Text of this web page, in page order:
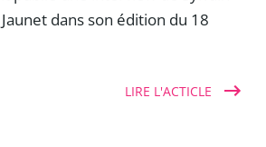
dans son édition du 18
LIRE L'ACTICLE